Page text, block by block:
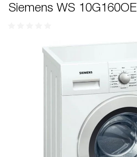
Siemens WS 10G160OE